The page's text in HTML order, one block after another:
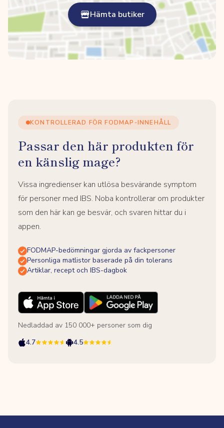
Hämta butiker
KONTROLLERAD FÖR FODMAP-INNEHÅLL
Passar den här produkten för
en känslig mage?
Vissa ingredienser kan utlösa besvärande symptom
för personer med IBS. Noba kontrollerar om produkter
som den här kan ge besvär, och svaren hittar du i
appen.
FODMAP-bedömningar gjorda av fackpersoner
Personliga matlistor baserade på din tolerans
Artiklar, recept och IBS-dagbok
Nedladdad av 150 000+ personer som dig
4.7
4.5